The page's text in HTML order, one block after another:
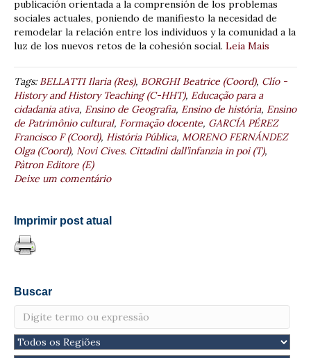
publicación orientada a la comprensión de los problemas
sociales actuales, poniendo de manifiesto la necesidad de
remodelar la relación entre los individuos y la comunidad a la
luz de los nuevos retos de la cohesión social. Leia Mais
Tags:BELLATTI Ilaria (Res), BORGHI Beatrice (Coord), Clío -
History and History Teaching (C-HHT), Educação para a
cidadania ativa, Ensino de Geografia, Ensino de história, Ensino
de Patrimônio cultural, Formação docente, GARCÍA PÉREZ
Francisco F (Coord), História Pública, MORENO FERNÁNDEZ
Olga (Coord), Novi Cives. Cittadini dall’infanzia in poi (T),
Pàtron Editore (E)
Deixe um comentário
Imprimir post atual
Buscar